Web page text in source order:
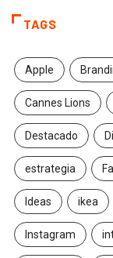
TAGS
Apple
Cannes Lions
Destacado
estrategia
Ideas ikea
Instagram